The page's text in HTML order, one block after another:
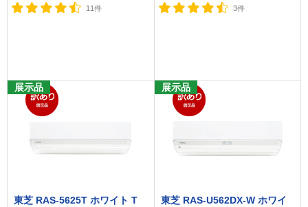
11件 3件
展示品
東芝 RAS-5625T ホワイト T
展示品
東芝 RAS-U562DX-W ホワイ